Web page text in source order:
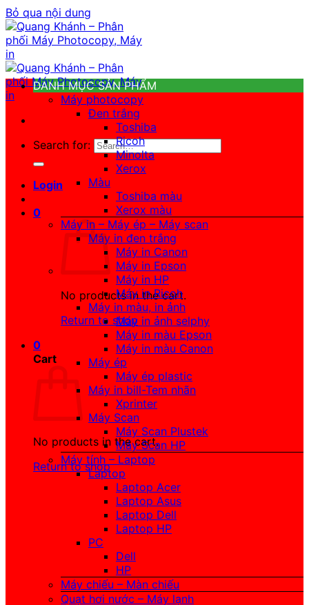
Bỏ qua nội dung
Search for:
Login
0
No products in the cart.
Return to shop
0
Cart
No products in the cart.
Return to shop
DANH MỤC SẢN PHẨM
Máy photocopy
Đen trắng
Toshiba
Ricoh
Minolta
Xerox
Màu
Toshiba màu
Xerox màu
Máy in – Máy ép – Máy scan
Máy in đen trắng
Máy in Canon
Máy in Epson
Máy in HP
Máy in Ricoh
Máy in màu, in ảnh
Máy in ảnh selphy
Máy in màu Epson
Máy in màu Canon
Máy ép
Máy ép plastic
Máy in bill-Tem nhãn
Xprinter
Máy Scan
Máy Scan Plustek
Máy Scan HP
Máy tính – Laptop
Laptop
Laptop Acer
Laptop Asus
Laptop Dell
Laptop HP
PC
Dell
HP
Máy chiếu – Màn chiếu
Quạt hơi nước – Máy lạnh